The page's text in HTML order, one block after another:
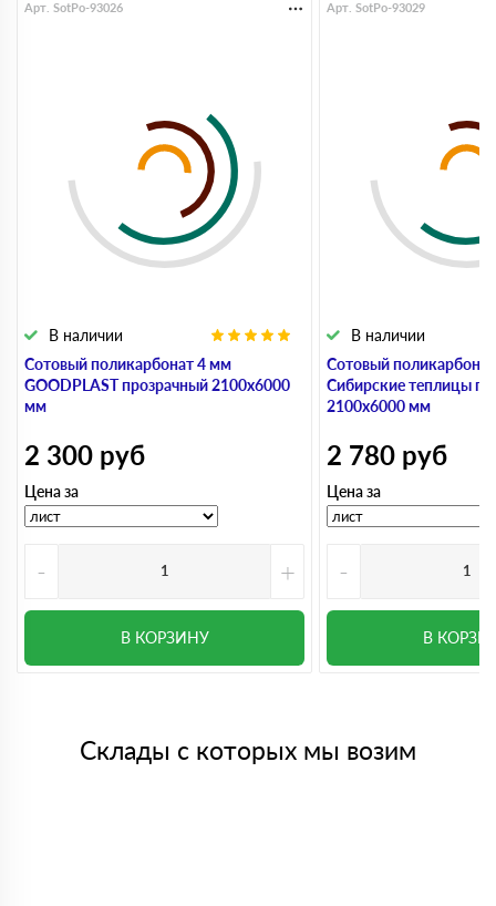
Сотовый поликарбонат 4 мм
GOODPLAST прозрачный 2100х6000
мм
В наличии
Арт. SotPo-93026
2 300 руб
Цена за
- +
В КОРЗИНУ
Сотовый
Сибирские теплицы
2100х6000 мм
В наличии
Арт. SotPo-93029
2 780 руб
Цена за
-
В
Склады с которых мы возим